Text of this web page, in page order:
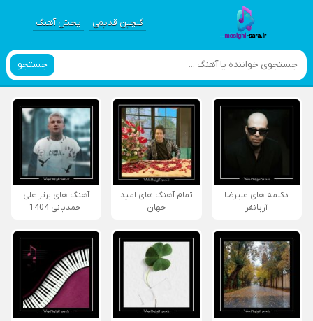
گلچین قدیمی پخش آهنگ
جستجو
دکلمه های علیرضا
آریانفر
تمام آهنگ های امید
جهان
آهنگ های برتر علی
احمدیانی 1404